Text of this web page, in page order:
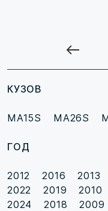
КУЗОВ
MA15S MA26S
ГОД
2012 2016 2013
2022
2019 2010
2024
2018 2009